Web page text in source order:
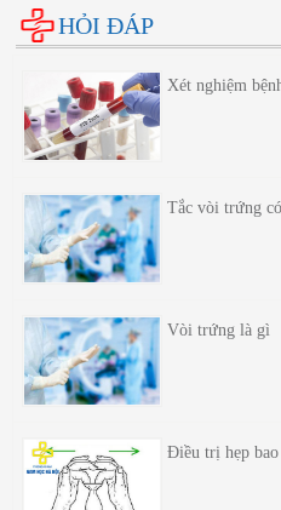
Hoạt động chăm sóc sức khỏe sinh
Hội thảo chương trình SKSS ở vị
HỎI ĐÁP
Xét nghiệm
Tắc vòi trứng
Vòi trứng là gì
Điều trị hẹp bao